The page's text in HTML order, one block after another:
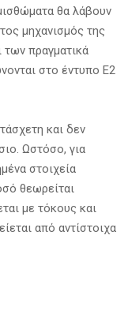
θα λάβουν
μηχανισμός της
πραγματικά
στο έντυπο Ε2
και δεν
Ωστόσο, για
στοιχεία
θεωρείται
με τόκους και
από αντίστοιχα